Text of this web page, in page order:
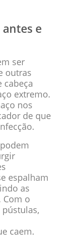
e
ser
outras
cabeça
extremo.
nos
de que
espalham
as
Com o
caem.